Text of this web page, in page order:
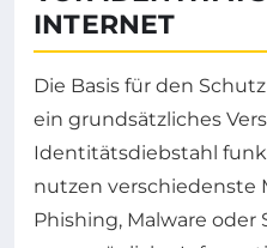
INTERNET
Die Basis für den
ein grundsätzliches
Identitätsdiebstahl
nutzen verschiedenste
Phishing, Malware oder